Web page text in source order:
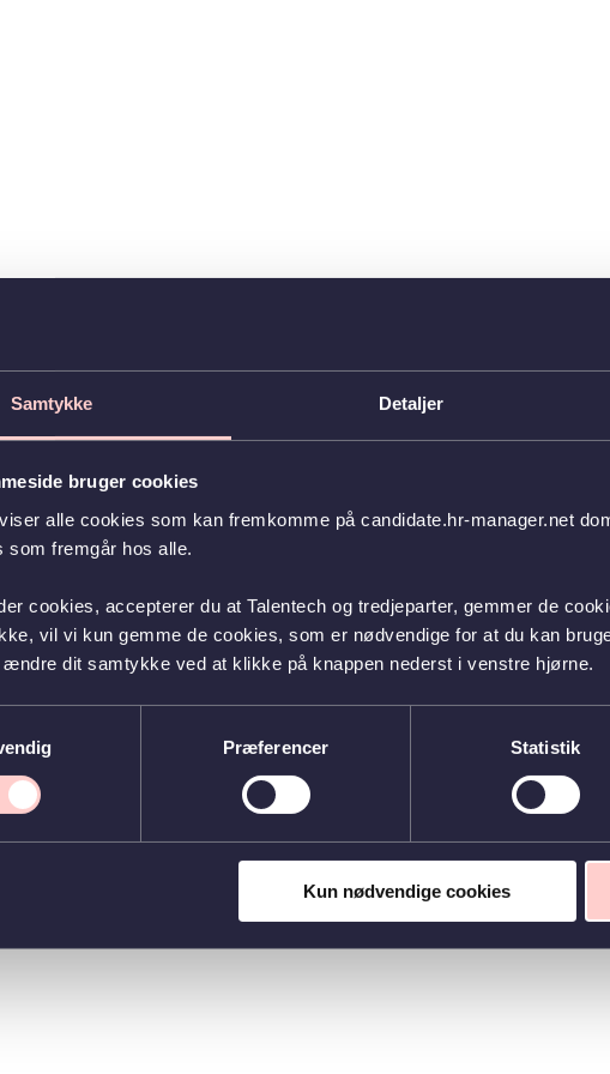
Samtykke Detaljer
bruger cookies
alle cookies som kan fremkomme på candidate.hr-manager.net
som fremgår hos alle.
cookies, accepterer du at Talentech og tredjeparter, gemmer de
vil vi kun gemme de cookies, som er nødvendige for at du kan
ændre dit samtykke ved at klikke på knappen nederst i venstre hjørne.
Præferencer Statistik
Kun nødvendige cookies